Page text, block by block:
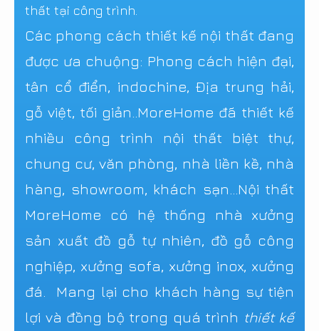
thất tại công trình.
Các phong cách thiết kế nội thất đang
được ưa chuộng: Phong cách hiện đại,
tân cổ điển, indochine, Địa trung hải,
gỗ việt, tối giản..MoreHome đã thiết kế
nhiều công trình nội thất biệt thự,
chung cư, văn phòng, nhà liền kề, nhà
hàng, showroom, khách sạn...Nội thất
MoreHome có hệ thống nhà xưởng
sản xuất đồ gỗ tự nhiên, đồ gỗ công
nghiệp, xưởng sofa, xưởng inox, xưởng
đá. Mang lại cho khách hàng sự tiện
lợi và đồng bộ trong quá trình thiết kế